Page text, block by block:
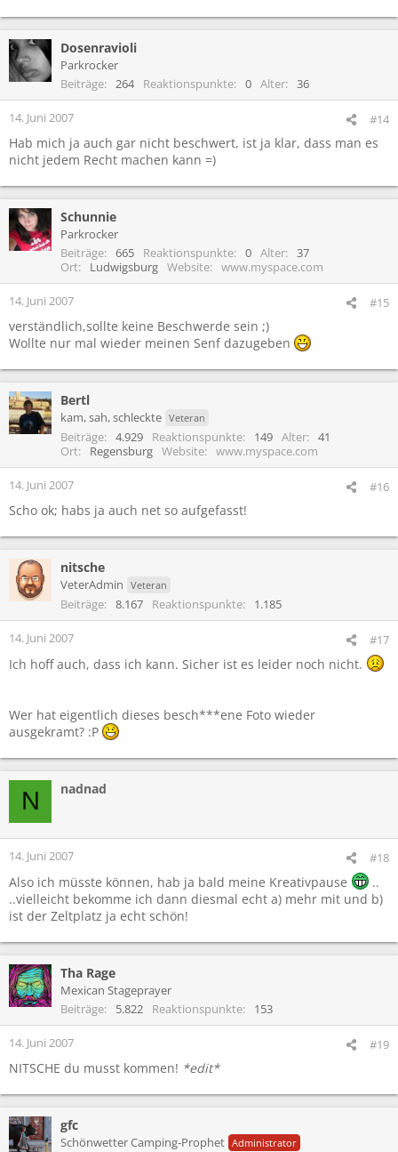
Dosenravioli
Parkrocker
Beiträge
264 Reaktionspunkte 0 Alter 36
14. Juni 2007 #14
Hab mich ja auch gar nicht beschwert, ist ja klar, dass man es
nicht jedem Recht machen kann =)
Schunnie
Parkrocker
Beiträge
665 Reaktionspunkte 0 Alter
37
Ort
Ludwigsburg Website www.myspace.com
14. Juni 2007 #15
verständlich,sollte keine Beschwerde sein ;)
Wollte nur mal wieder meinen Senf dazugeben
Bertl
kam, sah, schleckte Veteran
Beiträge 4.929 Reaktionspunkte 149 Alter
41
Ort
Regensburg Website www.myspace.com
14. Juni 2007 #16
Scho ok; habs ja auch net so aufgefasst!
nitsche
VeterAdmin Veteran
Beiträge 8.167 Reaktionspunkte 1.185
14. Juni 2007 #17
Ich hoff auch, dass ich kann. Sicher ist es leider noch nicht.
Wer hat eigentlich dieses besch***ene Foto wieder
ausgekramt? :P
N nadnad
14. Juni 2007 #18
Also ich müsste können, hab ja bald meine Kreativpause
..
..vielleicht bekomme ich dann diesmal echt a) mehr mit und b)
ist der Zeltplatz ja echt schön!
Tha Rage
Mexican Stageprayer
Beiträge
5.822 Reaktionspunkte 153
14. Juni 2007 #19
NITSCHE du musst kommen! *edit*
gfc
Schönwetter Camping-Prophet Administrator